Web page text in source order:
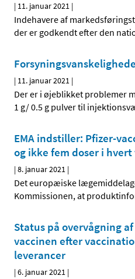
| 11. januar 2021 |
Indehavere af
der er godkendt efter den
| 11. januar 2021 |
Der er i øjeblikket problemer
1 g/ 0.5 g pulver til
EMA indstiller: Pfizer-
og ikke fem doser i hvert
|8. januar 2021 |
Det europæiske
Kommissionen, at
Status på overvågning
vaccinen efter
leverancer
|6. januar 2021 |